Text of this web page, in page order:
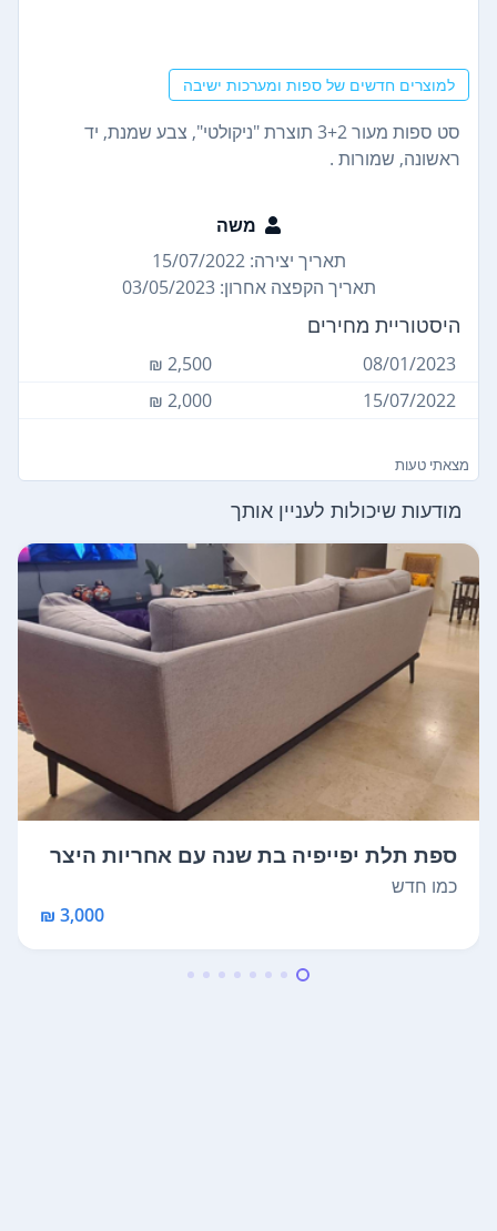
למוצרים חדשים של ספות ומערכות ישיבה
סט ספות מעור 3+2 תוצרת "ניקולטי", צבע שמנת, יד
ראשונה, שמורות .
משה
תאריך יצירה: 15/07/2022
תאריך הקפצה אחרון: 03/05/2023
היסטוריית מחירים
08/01/2023
2,500 ₪
15/07/2022
2,000 ₪
מצאתי טעות
מודעות שיכולות לעניין אותך
ספת תלת יפייפיה בת שנה עם אחריות היצר
ן. ...
כמו חדש
3,000 ₪